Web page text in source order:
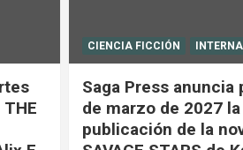
CIENCIA FICCIÓN
Saga Press anuncia
de marzo de 2027 la
publicación de la